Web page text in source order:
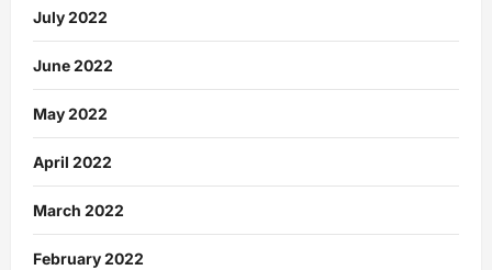
July 2022
June 2022
May 2022
April 2022
March 2022
February 2022